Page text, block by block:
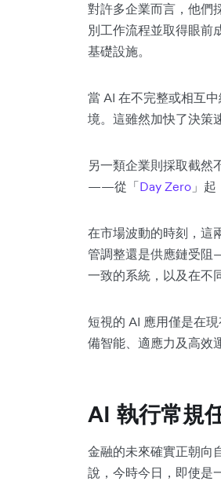
對許多企業而言，他們
別工作流程並取得眼
基礎設施。
當 AI 在不完整或相互
境。這雖然加快了決策
另一類企業則採取截然
——從「Day Zero 」
在市場波動的時刻，
管調整還是供應鏈受
一致的系統，以及在不
短視的 AI 應用僅是在
備智能、適應力及高效
AI 執行常規
金融的未來確實正朝向
說，今時今日，即使是